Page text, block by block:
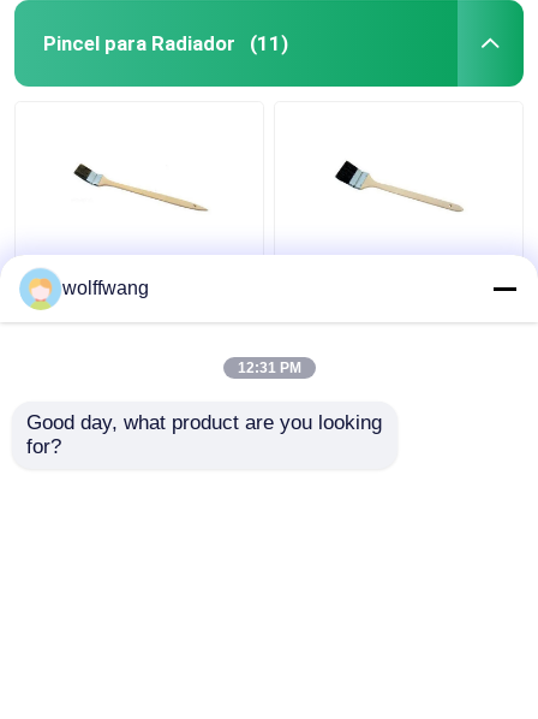
Pincel para Radiador (11)
Pincel de pintura de
radiador angular cabo
wolffwang
12:31 PM
Good day, what product are you looking
for?